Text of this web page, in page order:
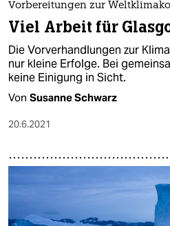
Vorbereitungen zur
Viel Arbeit für
Die Vorverhandlungen zur
nur kleine Erfolge. Bei
keine Einigung in Sicht.
Von Susanne Schwarz
20.6.2021